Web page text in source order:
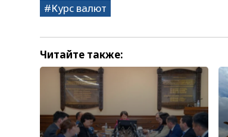
Курс валют
Читайте также: